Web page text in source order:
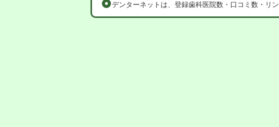
デンターネットは、登録歯科医院数・口コミ数・リ